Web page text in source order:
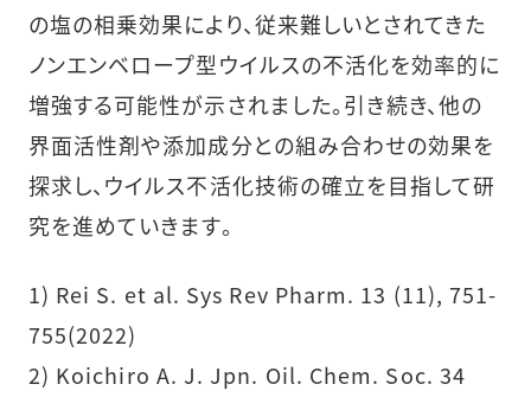
の塩の相乗効果により、従来難しいとされてきた
ノンエンベロープ型ウイルスの不活化を効率的に
増強する可能性が示されました。引き続き、他の
界面活性剤や添加成分との組み合わせの効果を
探求し、ウイルス不活化技術の確立を目指して研
究を進めていきます。
1) Rei S. et al. Sys Rev Pharm. 13 (11), 751-
755(2022)
2) Koichiro A. J. Jpn. Oil. Chem. Soc. 34